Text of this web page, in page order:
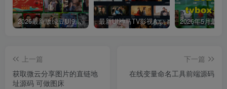
2026最新版绿豆UI9双端影视APP源码 最新UI神马TV影视APP源码 乐檬影视苹果CMS后台 包含前后端源码
上一篇
获取微云分享图片的直链地
址源码 可做图床
下一篇
在线变量命名工具前端源码